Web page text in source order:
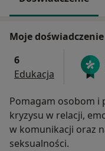
Moje doświadczenie
6
Edukacja
Pomagam osobom i
kryzysu w relacji,
w komunikacji oraz
seksualności.